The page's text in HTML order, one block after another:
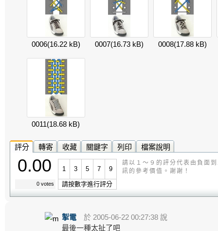
0006(16.22 kB) 0007(16.73 kB) 0008(17.88 kB)
0011(18.68 kB)
評分 轉寄 收藏 關鍵字 列印 檔案說明
0.00
0 votes
1 3 5 7 9
請按數字進行評分
請以１～９的評分代表由負面
訊的參考價值。謝謝！
掣電
於 2005-06-22 00:27:38 說
最後一種太扯了吧